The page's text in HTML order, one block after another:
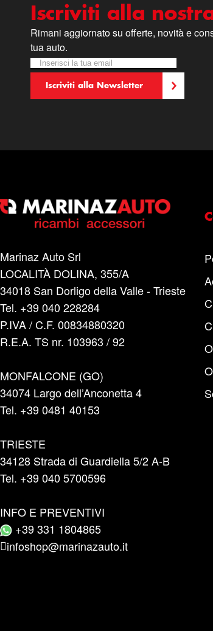
Iscriviti alla
Rimani aggiornato su offerte, novità e
tua auto.
Newsletter
Iscriviti alla nostra Newsletter:
Iscriviti alla Newsletter
Marinaz Auto Srl
LOCALITÀ DOLINA, 355/A
34018 San Dorligo della Valle - Trieste
Tel. +39 040 228284
P.IVA / C.F. 00834880320
R.E.A. TS nr. 103963 / 92
MONFALCONE (GO)
34074 Largo dell’Anconetta 4
Tel. +39 0481 40153
TRIESTE
34128 Strada di Guardiella 5/2 A-B
Tel. +39 040 5700596
INFO E PREVENTIVI
+39 331 1804865
infoshop@marinazauto.it